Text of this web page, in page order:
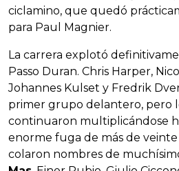
ciclamino, que quedó
para Paul Magnier.
La carrera explotó
Passo Duran. Chris Harper,
Johannes Kulset y Fredrik
primer grupo delantero, pero
continuaron multiplicándose
enorme fuga de más de
colaron nombres de